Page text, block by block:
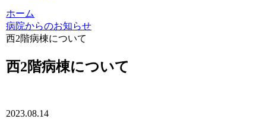
ホーム
病院からのお知らせ
西2階病棟について
西2階病棟について
2023.08.14